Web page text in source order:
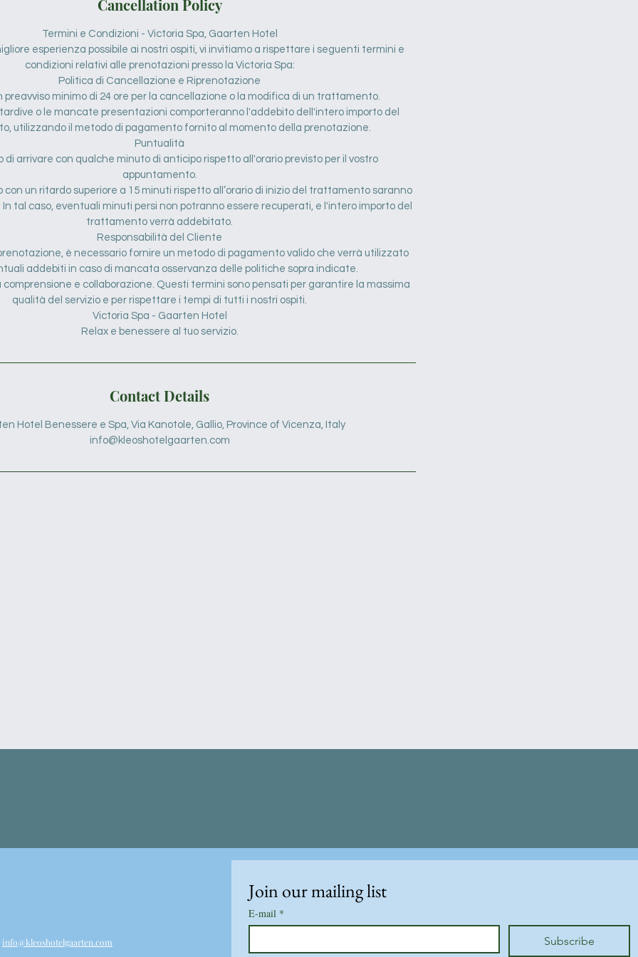
Cancellation Policy
Termini e Condizioni - Victoria Spa, Gaarten Hotel
esperienza possibile ai nostri ospiti, vi invitiamo a rispettare i seguenti termini e
condizioni relativi alle prenotazioni presso la Victoria Spa:
Politica di Cancellazione e Riprenotazione
preavviso minimo di 24 ore per la cancellazione o la modifica di un trattamento.
o le mancate presentazioni comporteranno l'addebito dell'intero importo del
utilizzando il metodo di pagamento fornito al momento della prenotazione.
Puntualità
di arrivare con qualche minuto di anticipo rispetto all'orario previsto per il vostro
appuntamento.
con un ritardo superiore a 15 minuti rispetto all’orario di inizio del trattamento saranno
tal caso, eventuali minuti persi non potranno essere recuperati, e l'intero importo del
trattamento verrà addebitato.
Responsabilità del Cliente
è necessario fornire un metodo di pagamento valido che verrà utilizzato
addebiti in caso di mancata osservanza delle politiche sopra indicate.
comprensione e collaborazione. Questi termini sono pensati per garantire la massima
qualità del servizio e per rispettare i tempi di tutti i nostri ospiti.
Victoria Spa - Gaarten Hotel
Relax e benessere al tuo servizio.
Contact Details
Hotel Benessere e Spa, Via Kanotole, Gallio, Province of Vicenza, Italy
info@kleoshotelgaarten.com
info@kleoshotelgaarten.com
Join our mailing list
E-mail *
Subscribe